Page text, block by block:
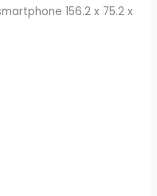
156.2 x 75.2 x